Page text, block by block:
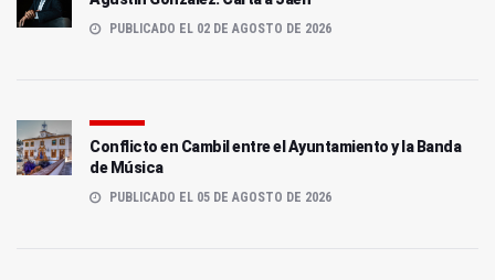
PUBLICADO EL 02 DE AGOSTO DE 2026
Conflicto en Cambil entre el Ayuntamiento y la Banda
de Música
PUBLICADO EL 05 DE AGOSTO DE 2026